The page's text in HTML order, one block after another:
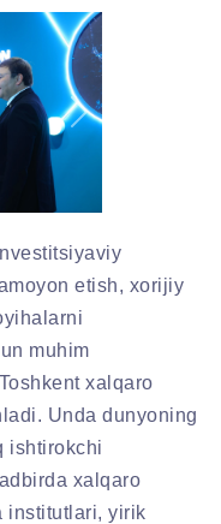
Next
etish, xorijiy
muhim
xalqaro
Unda dunyoning
ishtirokchi
xalqaro
institutlari, yirik